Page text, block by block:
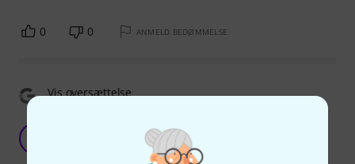
0 0 ANMELD BEDØMMELSE
Vis oversættelse
David B. 817 09.02.2016